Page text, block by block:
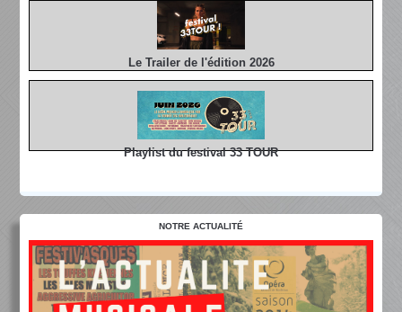
Le Trailer de l'édition 2026
Playlist du festival 33 TOUR
NOTRE ACTUALITÉ